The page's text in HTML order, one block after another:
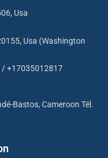
Usa
Usa (Washington
/ +17035012817
Bastos, Cameroon Tél.